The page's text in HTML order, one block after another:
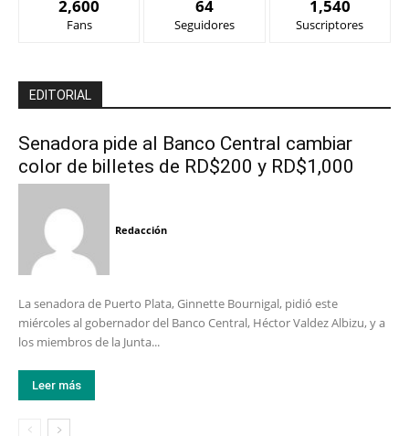
2,600
Fans
64
Seguidores
1,540
Suscriptores
EDITORIAL
Senadora pide al Banco Central cambiar
color de billetes de RD$200 y RD$1,000
Redacción
La senadora de Puerto Plata, Ginnette Bournigal, pidió este
miércoles al gobernador del Banco Central, Héctor Valdez Albizu, y a
los miembros de la Junta...
Leer más